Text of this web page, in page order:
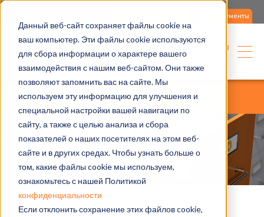
Данный веб-сайт сохраняет файлы cookie на
ваш компьютер. Эти файлы cookie используются
для сбора информации о характере вашего
взаимодействия с нашим веб-сайтом. Они также
позволяют запомнить вас на сайте. Мы
используем эту информацию для улучшения и
специальной настройки вашей навигации по
сайту, а также с целью анализа и сбора
показателей о наших посетителях на этом веб-
сайте и в других средах. Чтобы узнать больше о
том, какие файлы cookie мы используем,
ознакомьтесь с нашей Политикой
конфиденциальности
Если отклонить сохранение этих файлов cookie,
Документы
Русский
документы на продукцию